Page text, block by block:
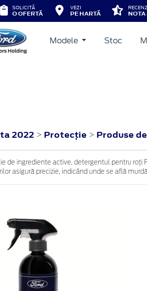
SOLICITĂ
O OFERTĂ
VEZI
PE HARTĂ
Modele Stoc
2022 > Protecţie > Produse
de ingrediente active, detergentul pentru roți
asigură precizie, indicând unde se află